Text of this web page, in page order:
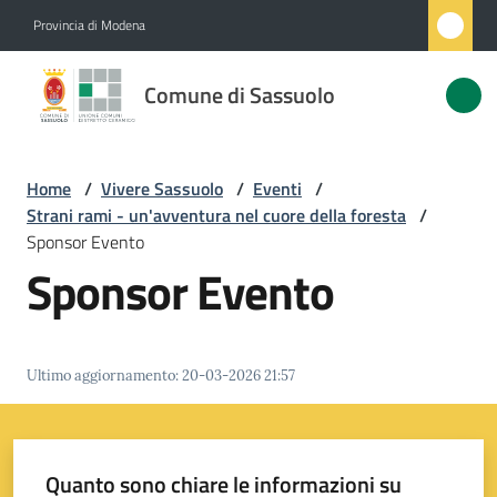
Provincia di Modena
Comune di Sassuolo
Comune
di
Amministrazione
Novità
Sassuolo
Menu selezionato
Home / Vivere Sassuolo / Eventi /
Strani rami - un'avventura nel cuore della foresta /
Sponsor Evento
Sponsor Evento
Ultimo aggiornamento:20-03-2026 21:57
Quanto sono chiare le informazioni su